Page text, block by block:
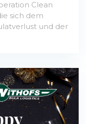
Clean
sich dem
und der